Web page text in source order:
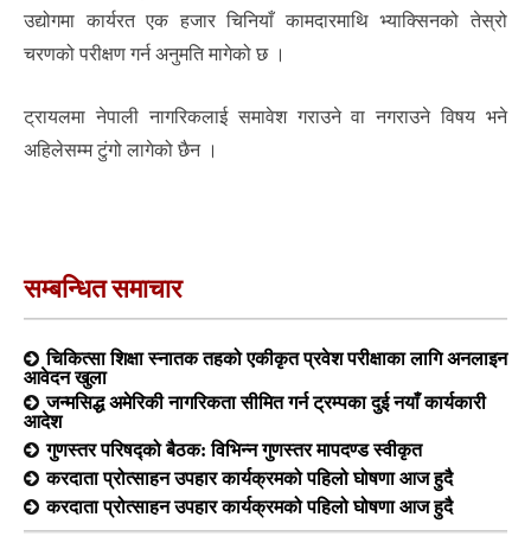
उद्योगमा कार्यरत एक हजार चिनियाँ कामदारमाथि भ्याक्सिनको तेस्रो
चरणको परीक्षण गर्न अनुमति मागेको छ ।
ट्रायलमा नेपाली नागरिकलाई समावेश गराउने वा नगराउने विषय भने
अहिलेसम्म टुंगो लागेको छैन ।
सम्बन्धित समाचार
चिकित्सा शिक्षा स्नातक तहको एकीकृत प्रवेश परीक्षाका लागि अनलाइन
आवेदन खुला
जन्मसिद्ध अमेरिकी नागरिकता सीमित गर्न ट्रम्पका दुई नयाँ कार्यकारी
आदेश
गुणस्तर परिषद्को बैठक: विभिन्न गुणस्तर मापदण्ड स्वीकृत
करदाता प्रोत्साहन उपहार कार्यक्रमको पहिलो घोषणा आज हुदै
करदाता प्रोत्साहन उपहार कार्यक्रमको पहिलो घोषणा आज हुदै